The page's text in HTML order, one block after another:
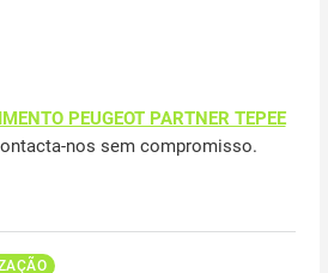
PEUGEOT PARTNER TEPEE
nos sem compromisso.